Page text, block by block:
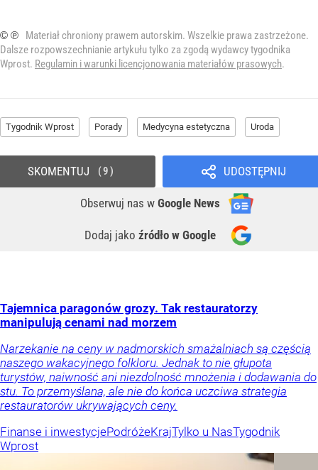
© ℗
Materiał chroniony prawem autorskim. Wszelkie prawa zastrzeżone.
Dalsze rozpowszechnianie artykułu tylko za zgodą wydawcy tygodnika
Wprost. Regulamin i warunki licencjonowania materiałów prasowych.
Tygodnik Wprost Porady Medycyna estetyczna Uroda
UDOSTĘPNIJ
Obserwuj nas w Google News
Dodaj jako źródło w Google
SKOMENTUJ 9
Tajemnica paragonów grozy. Tak restauratorzy
manipulują cenami nad morzem
Narzekanie na ceny w nadmorskich smażalniach są częścią
naszego wakacyjnego folkloru. Jednak to nie głupota
turystów, naiwność ani niezdolność mnożenia i dodawania do
stu. To przemyślana, ale nie do końca uczciwa strategia
restauratorów ukrywających ceny.
Finanse i inwestycjePodróżeKrajTylko u NasTygodnik
Wprost